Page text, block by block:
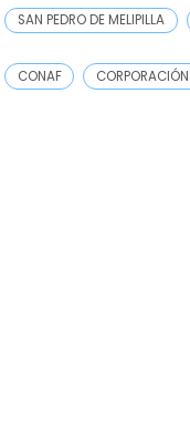
SAN PEDRO DE MELIPILLA
CONAF